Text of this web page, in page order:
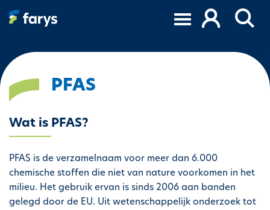
a
PFAS
Wat is PFAS?
PFAS is de verzamelnaam voor meer dan 6.000
chemische stoffen die niet van nature voorkomen in het
milieu. Het gebruik ervan is sinds 2006 aan banden
gelegd door de EU. Uit wetenschappelijk onderzoek tot